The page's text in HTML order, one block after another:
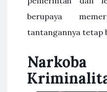
berupaya
tantangannya tetap